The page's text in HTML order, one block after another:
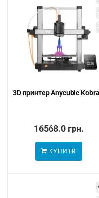
3D принтер Anycubic
16568.0 грн.
КУПИТИ